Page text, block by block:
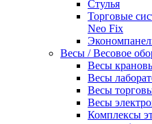
Стулья
Торговые
Neo Fix
Весы / Весовое
Весы
Весы
Весы
Весы
Комплексы